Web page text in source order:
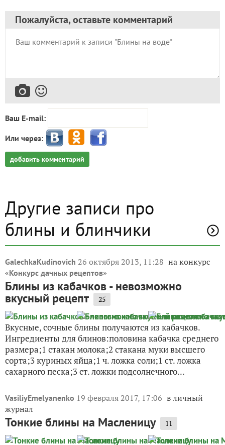
Пожалуйста, оставьте комментарий
Ваш E-mail:
Или через:
добавить комментарий
Другие записи про
блины и блинчики
GalechkaKudinovich 26 октября 2013, 11:28 на конкурс
«Конкурс дачных рецептов»
Блины из кабачков - невозможно
вкусный рецепт 25
Вкусные, сочные блины получаются из кабачков.
Ингредиенты для блинов:половина кабачка среднего
размера;1 стакан молока;2 стакана муки высшего
сорта;3 куриных яйца;1 ч. ложка соли;1 ст. ложка
сахарного песка;3 ст. ложки подсолнечного...
VasiliyEmelyanenko 19 февраля 2017, 17:06 в личный
журнал
Тонкие блины на Масленицу 11